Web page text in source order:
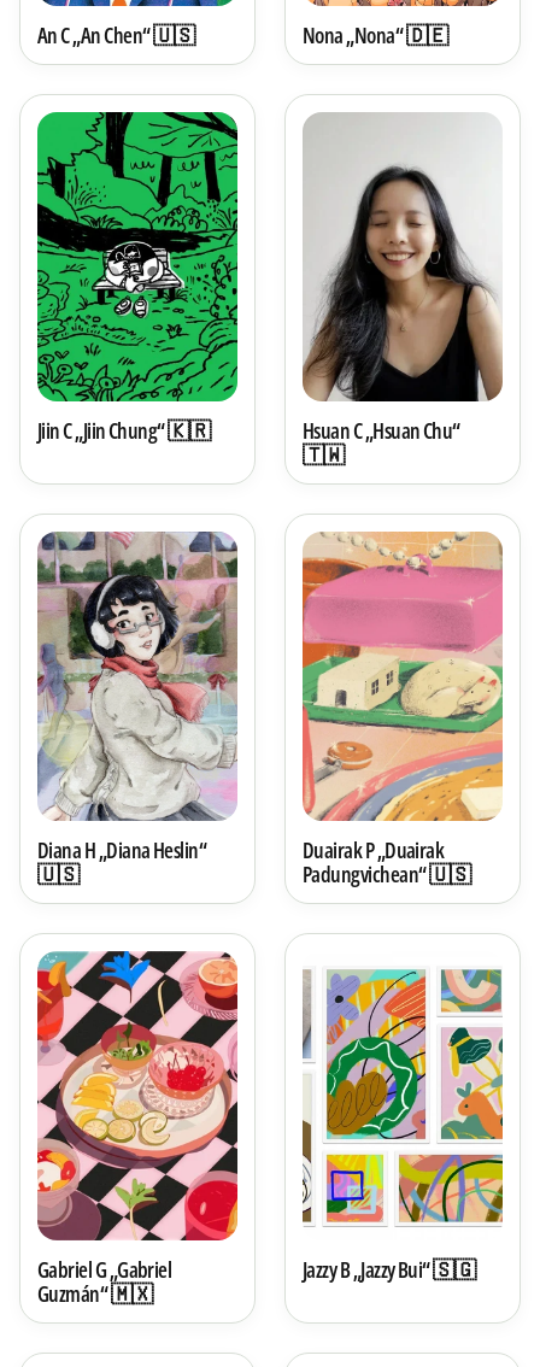
An C „An Chen“ 🇺🇸 Nona „Nona“ 🇩🇪
Jiin C „Jiin Chung“ 🇰🇷
Hsuan C „Hsuan Chu“
🇹🇼
Diana H „Diana Heslin“
🇺🇸
Duairak P „Duairak
Padungvichean“ 🇺🇸
Gabriel G „Gabriel
Guzmán“ 🇲🇽
Jazzy B „Jazzy Bui“ 🇸🇬